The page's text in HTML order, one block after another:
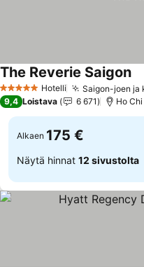
5 Tähtiluokitus
Hotelli Saigon-joen ja
The Reverie Saigon
9,4 Loistava 6 671 Ho
Alkaen 175 €
Näytä hinnat 12 sivustolta